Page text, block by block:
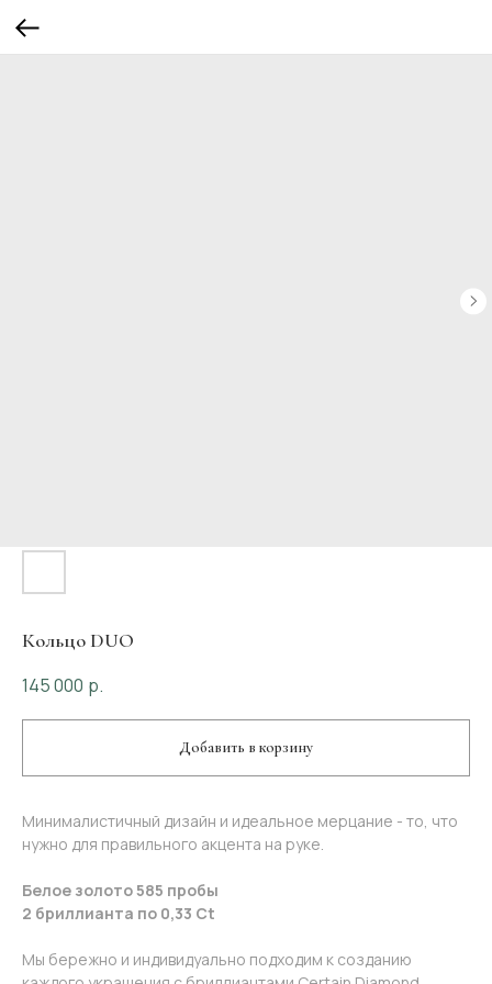
Кольцо DUO
145 000 р.
Добавить в корзину
Минималистичный дизайн и идеальное мерцание - то, что
нужно для правильного акцента на руке.
Белое золото 585 пробы
2 бриллианта по 0,33 Ct
Мы бережно и индивидуально подходим к созданию